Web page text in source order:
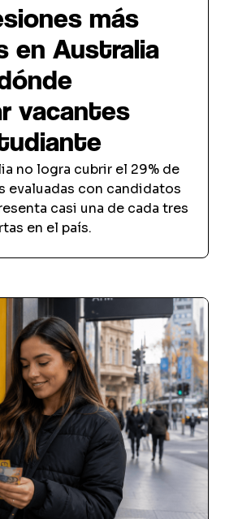
más
en Australia
vacantes
no logra cubrir el 29% de
evaluadas con candidatos
casi una de cada tres
en el país.